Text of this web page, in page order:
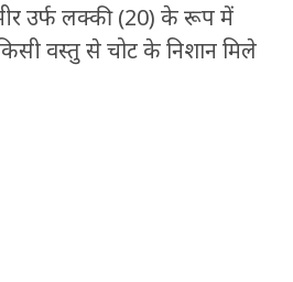
उर्फ लक्की (20) के रूप में
वस्तु से चोट के निशान मिले